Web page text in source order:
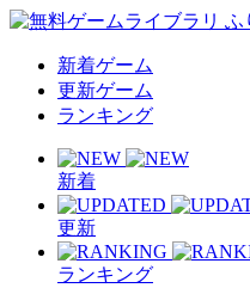
新着ゲーム
更新ゲーム
ランキング
新着
更新
ランキング